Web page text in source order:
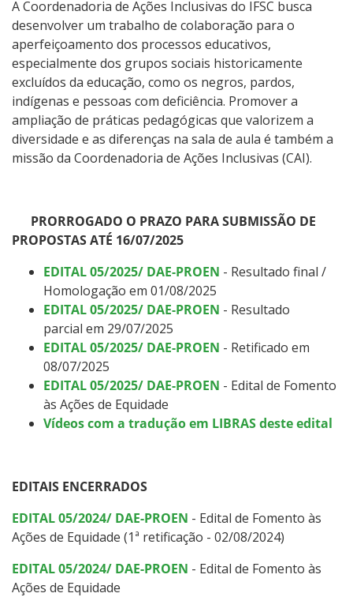
Apoio a eventos
Dignidade Menstrual
Ações Inclusivas
A Coordenadoria de Ações Inclusivas do IFSC busca
desenvolver um trabalho de colaboração para o
aperfeiçoamento dos processos educativos,
especialmente dos grupos sociais historicamente
excluídos da educação, como os negros, pardos,
indígenas e pessoas com deficiência. Promover a
ampliação de práticas pedagógicas que valorizem a
diversidade e as diferenças na sala de aula é também a
missão da Coordenadoria de Ações Inclusivas (CAI).
PRORROGADO O PRAZO PARA SUBMISSÃO DE
PROPOSTAS ATÉ 16/07/2025
EDITAL 05/2025/ DAE-PROEN - Resultado final /
Homologação em 01/08/2025
EDITAL 05/2025/ DAE-PROEN - Resultado
parcial em 29/07/2025
EDITAL 05/2025/ DAE-PROEN - Retificado em
08/07/2025
EDITAL 05/2025/ DAE-PROEN - Edital de Fomento
às Ações de Equidade
Vídeos com a tradução em LIBRAS deste edital
EDITAIS ENCERRADOS
EDITAL 05/2024/ DAE-PROEN - Edital de Fomento às
Ações de Equidade (1ª retificação - 02/08/2024)
EDITAL 05/2024/ DAE-PROEN - Edital de Fomento às
Ações de Equidade